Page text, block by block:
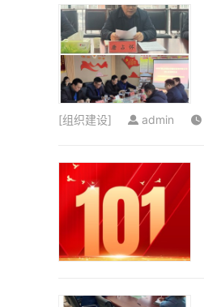
[组织建设] admin